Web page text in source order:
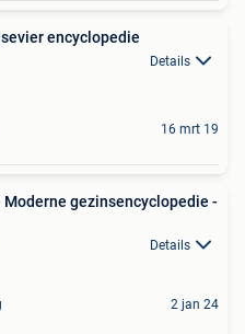
encyclopedie
Details
16 mrt 19
Moderne gezinsencyclopedie -
Details
2 jan 24